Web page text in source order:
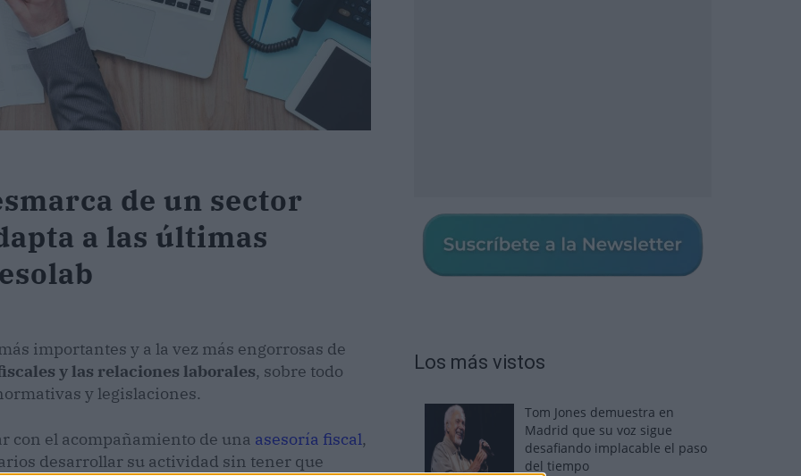
de un sector
a las últimas
importantes y a la vez más engorrosas de
y las relaciones laborales, sobre todo
y legislaciones.
con el acompañamiento de una asesoría fiscal,
desarrollar su actividad sin tener que
Los más vistos
Tom Jones demuestra en
Madrid que su voz sigue
desafiando implacable el paso
del tiempo